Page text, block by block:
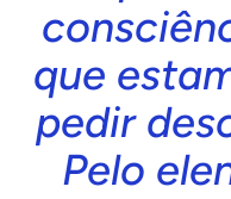
que
pedir
Pelo